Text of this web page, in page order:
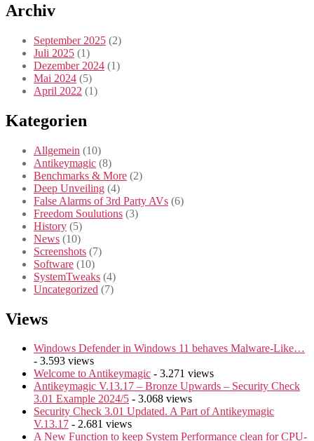
Archiv
September 2025 (2)
Juli 2025 (1)
Dezember 2024 (1)
Mai 2024 (5)
April 2022 (1)
Kategorien
Allgemein (10)
Antikeymagic (8)
Benchmarks & More (2)
Deep Unveiling (4)
False Alarms of 3rd Party AVs (6)
Freedom Soulutions (3)
History (5)
News (10)
Screenshots (7)
Software (10)
SystemTweaks (4)
Uncategorized (7)
Views
Windows Defender in Windows 11 behaves Malware-Like…
- 3.593 views
Welcome to Antikeymagic - 3.271 views
Antikeymagic V.13.17 – Bronze Upwards – Security Check
3.01 Example 2024/5 - 3.068 views
Security Check 3.01 Updated. A Part of Antikeymagic
V.13.17 - 2.681 views
A New Function to keep System Performance clean for CPU-